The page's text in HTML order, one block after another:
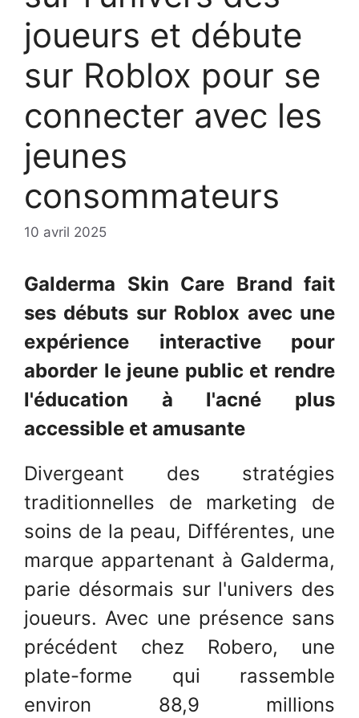
joueurs et débute
sur Roblox pour se
connecter avec les
jeunes
consommateurs
10 avril 2025
Galderma Skin Care Brand fait
ses débuts sur Roblox avec une
expérience interactive pour
aborder le jeune public et rendre
l'éducation à l'acné plus
accessible et amusante
Divergeant des stratégies
traditionnelles de marketing de
soins de la peau, Différentes, une
marque appartenant à Galderma,
parie désormais sur l'univers des
joueurs. Avec une présence sans
précédent chez Robero, une
plate-forme qui rassemble
environ 88,9 millions